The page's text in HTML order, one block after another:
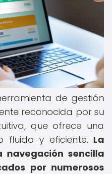
de gestión
reconocida por su
que ofrece una
fluida y eficiente. La
sencilla
por numerosos